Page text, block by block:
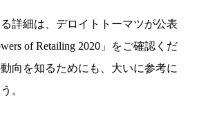
詳細は、デロイトトーマツが公表
of Retailing 2020」をご確認くだ
向を知るためにも、大いに参考に
。